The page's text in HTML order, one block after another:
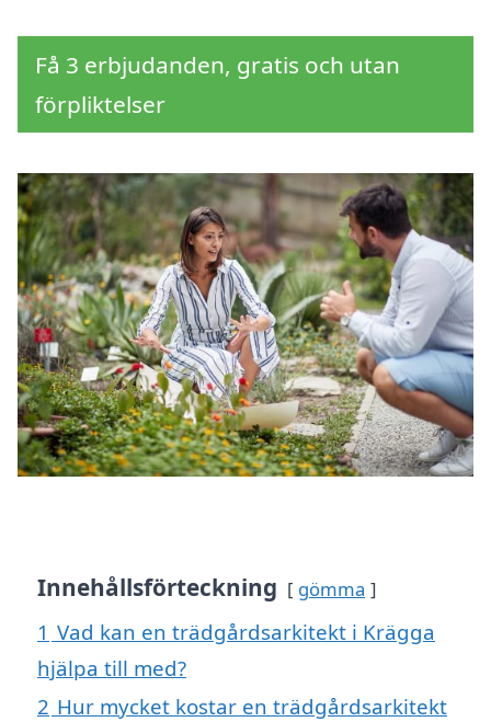
Få 3 erbjudanden, gratis och utan
förpliktelser
Innehållsförteckning gömma
1 Vad kan en trädgårdsarkitekt i Krägga
hjälpa till med?
2 Hur mycket kostar en trädgårdsarkitekt